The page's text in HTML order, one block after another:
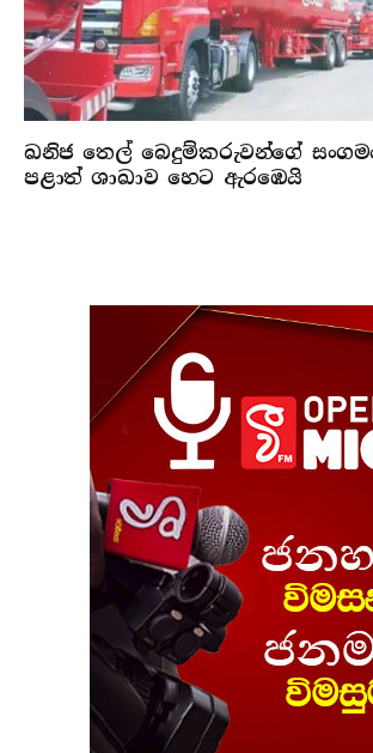
ඛනිජ තෙල් බෙදුම්කරුවන්ගේ
පළාත් ශාඛාව හෙට ඇරඹෙයි